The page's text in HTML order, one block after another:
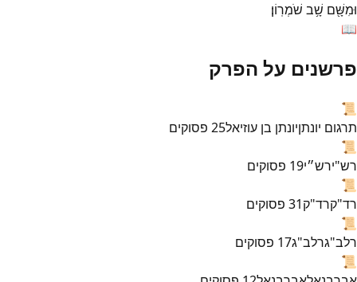
וּמִשָּׁ֖ם שָׁ֥ב שֹׁמְרֽוֹן׃
📖
פרשנים על הפרק
📜
תרגום יונתןיונתן בן עוזיאל25 פסוקים
📜
רש"ירש״י19 פסוקים
📜
רד"קרד"ק31 פסוקים
📜
רלב"גרלב"ג17 פסוקים
📜